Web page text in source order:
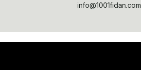
info@1001fidan.com